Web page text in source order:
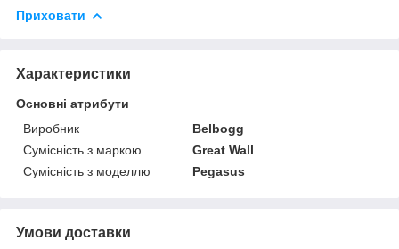
Приховати
Характеристики
Основні атрибути
Виробник
Belbogg
Сумісність з маркою
Great Wall
Сумісність з моделлю
Pegasus
Умови доставки